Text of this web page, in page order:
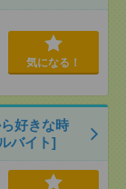
気になる！
好きな時
バイト]